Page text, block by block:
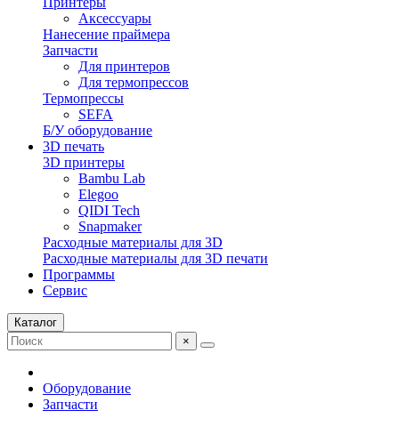
Аксессуары
Нанесение праймера
Запчасти
Для принтеров
Для термопрессов
Термопрессы
SEFA
Б/У оборудование
3D печать
3D принтеры
Bambu Lab
Elegoo
QIDI Tech
Snapmaker
Расходные материалы для 3D
Расходные материалы для 3D печати
Программы
Сервис
Каталог
×
Оборудование
Запчасти